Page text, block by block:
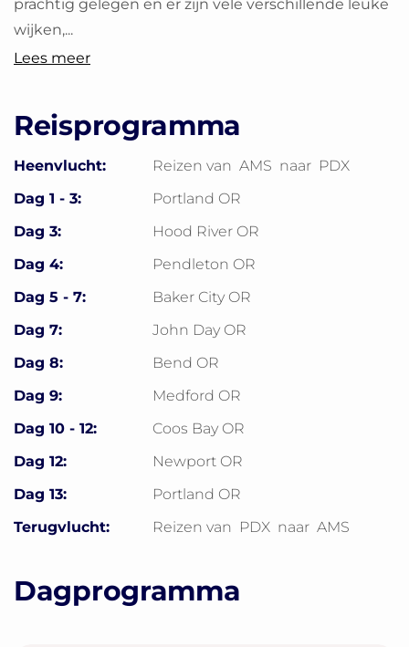
prachtig gelegen en er zijn vele verschillende leuke
wijken,...
Lees meer
Reisprogramma
Heenvlucht: Reizen van AMS naar PDX
Dag 1 - 3:
Portland OR
Dag 3:
Hood River OR
Dag 4:
Pendleton OR
Dag 5 - 7:
Baker City OR
Dag 7:
John Day OR
Dag 8:
Bend OR
Dag 9:
Medford OR
Dag 10 - 12:
Coos Bay OR
Dag 12:
Newport OR
Dag 13:
Portland OR
Terugvlucht:
Reizen van PDX naar AMS
Dagprogramma